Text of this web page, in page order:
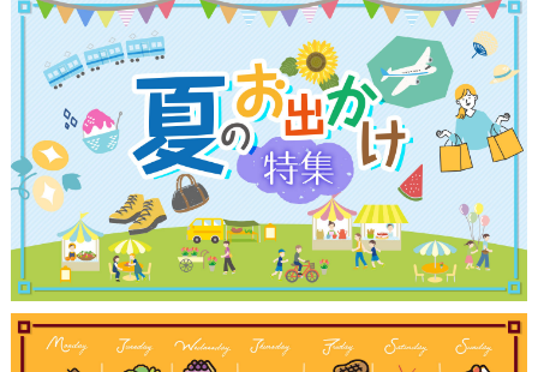
観光ガイド